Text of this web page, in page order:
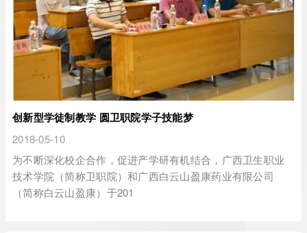
创新型学徒制教学 圆卫职院学子技能梦
2018-05-10
为不断深化校企合作，促进产学研有机结合，广西卫生职业
技术学院（简称卫职院）和广西白云山盈康药业有限公司
（简称白云山盈康）于201